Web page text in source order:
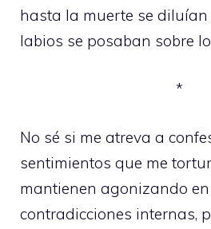
hasta la muerte se
labios se posaban sobre
*
No sé si me atreva a
sentimientos que me
mantienen agonizando
contradicciones internas,